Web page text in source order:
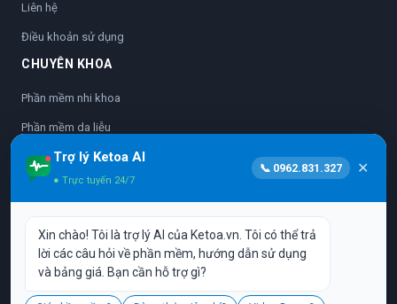
Liên hệ
Điều khoản sử dụng
CHUYÊN KHOA
Phần mềm nhi khoa
Phần mềm da liễu
Phần mềm nhãn khoa
Phần mềm sản phụ khoa
Phần mềm y học cổ truyền
Vận hành bởi:CÔNG TY TNHH PHẦN MỀM TINH ANH
Trợ lý Ketoa AI
● Trực tuyến 24/7
📞 0962.831.327 ✕
Xin chào! Tôi là trợ lý AI của Ketoa.vn. Tôi có thể trả
lời các câu hỏi về phần mềm, hướng dẫn sử dụng
và bảng giá. Bạn cần hỗ trợ gì?